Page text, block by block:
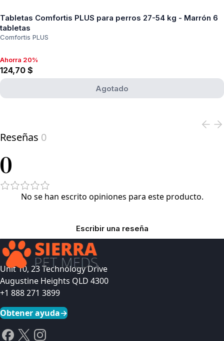
Tabletas Comfortis PLUS para perros 27-54 kg - Marrón 6
tabletas
Comfortis PLUS
Ahorra 20%, 124,70 $
Ahorra 20%
124,70 $
Agotado
Reseñas 0
0
No se han escrito opiniones para este producto.
Escribir una reseña
Unit 10, 23 Technology Drive
Augustine Heights QLD 4300
+1 888 271 3899
Obtener ayuda→